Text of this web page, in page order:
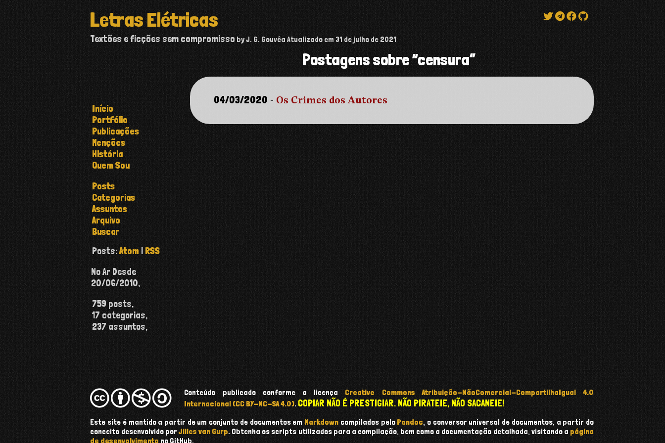
Letras Elétricas
Textões e ficções sem compromisso by J. G. Gouvêa Atualizado em31 de julho de 2021
Início
Portfólio
Publicações
Menções
História
Quem Sou
Posts
Categorias
Assuntos
Arquivo
Buscar
Posts:Atom | RSS
No Ar Desde
20/06/2010,
759 posts,
17 categorias,
237 assuntos,
Postagens sobre “censura”
04/03/2020 - Os Crimes dos Autores
Conteúdo publicado conforme a licença Creative Commons Atribuição-NãoComercial-CompartilhaIgual 4.0
Internacional (CC BY-NC-SA 4.0). COPIAR NÃO É PRESTIGIAR. NÃO PIRATEIE, NÃO SACANEIE!
Este site é mantido a partir de um conjunto de documentos emMarkdown compilados pelo Pandoc , o conversor universal de documentos, a partir do
conceito desenvolvido por Jilles van Gurp. Obtenha os scripts utilizados para a compilação, bem como a documentação detalhada, visitando a página
de desenvolvimento no GitHub.